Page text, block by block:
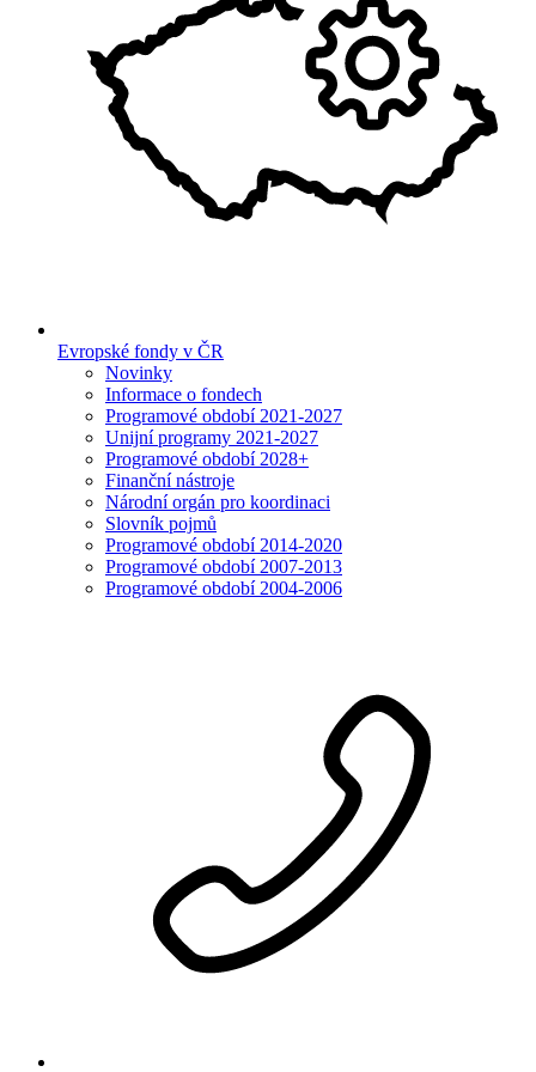
Evropské fondy v ČR
Novinky
Informace o fondech
Programové období 2021-2027
Unijní programy 2021-2027
Programové období 2028+
Finanční nástroje
Národní orgán pro koordinaci
Slovník pojmů
Programové období 2014-2020
Programové období 2007-2013
Programové období 2004-2006